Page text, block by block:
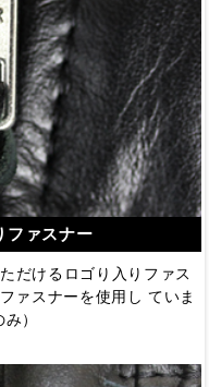
ファスナー
だけるロゴり入りファス
ァスナーを使用し ていま
）